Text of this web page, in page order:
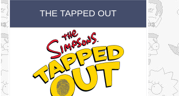
THE TAPPED OUT